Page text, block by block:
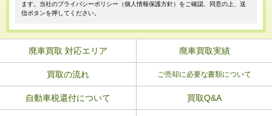
ます。当社のプライバシーポリシー（個人情報保護方針）をご確認、同意の上、送
信ボタンを押してください。
廃車買取 対応エリア 廃車買取実績
買取の流れ ご売却に必要な書類について
自動車税還付について 買取Q&A